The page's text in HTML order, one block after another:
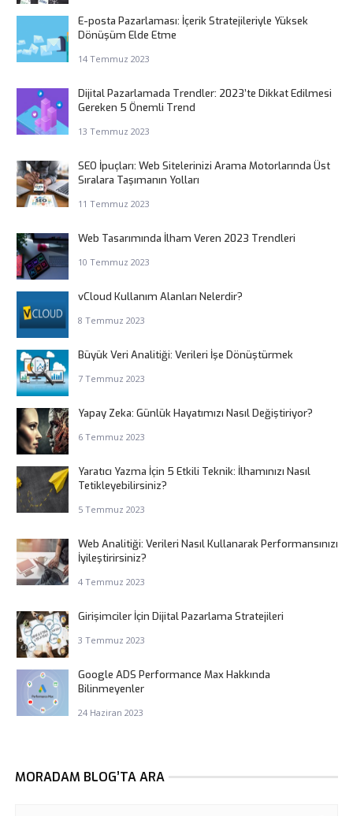
E-posta Pazarlaması: İçerik Stratejileriyle Yüksek
Dönüşüm Elde Etme
14 Temmuz 2023
Dijital Pazarlamada Trendler: 2023’te Dikkat Edilmesi
Gereken 5 Önemli Trend
13 Temmuz 2023
SEO İpuçları: Web Sitelerinizi Arama Motorlarında Üst
Sıralara Taşımanın Yolları
11 Temmuz 2023
Web Tasarımında İlham Veren 2023 Trendleri
10 Temmuz 2023
vCloud Kullanım Alanları Nelerdir?
8 Temmuz 2023
Büyük Veri Analitiği: Verileri İşe Dönüştürmek
7 Temmuz 2023
Yapay Zeka: Günlük Hayatımızı Nasıl Değiştiriyor?
6 Temmuz 2023
Yaratıcı Yazma İçin 5 Etkili Teknik: İlhamınızı Nasıl
Tetikleyebilirsiniz?
5 Temmuz 2023
Web Analitiği: Verileri Nasıl Kullanarak Performansınızı
İyileştirirsiniz?
4 Temmuz 2023
Girişimciler İçin Dijital Pazarlama Stratejileri
3 Temmuz 2023
Google ADS Performance Max Hakkında
Bilinmeyenler
24 Haziran 2023
MORADAM BLOG’TA ARA